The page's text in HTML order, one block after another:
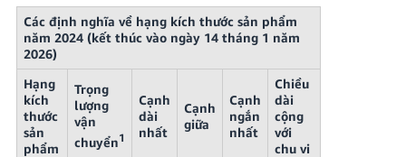
Các định nghĩa về hạng kích thước sản phẩm
năm 2024 (kết thúc vào ngày 14 tháng 1 năm
2026)
Hạng
kích
thước
sản
phẩm
Trọng
lượng
vận
chuyển1
Cạnh
dài
nhất
Cạnh
giữa
Cạnh
ngắn
nhất
Chiều
dài
cộng
với
chu vi